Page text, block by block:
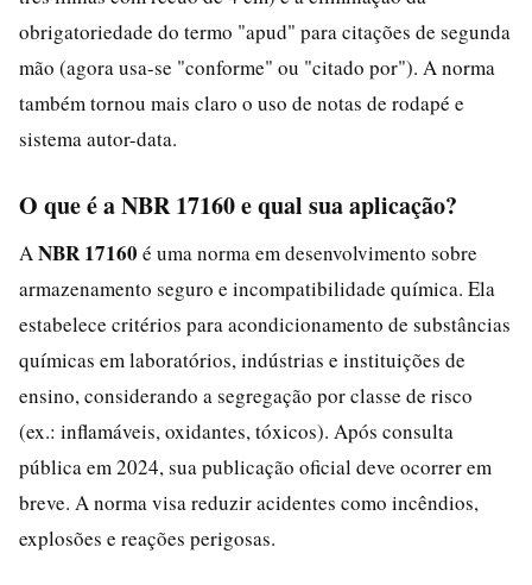
obrigatoriedade do termo "apud" para citações de segunda
mão (agora usa-se "conforme" ou "citado por"). A norma
também tornou mais claro o uso de notas de rodapé e
sistema autor-data.
O que é a NBR 17160 e qual sua aplicação?
A NBR 17160 é uma norma em desenvolvimento sobre
armazenamento seguro e incompatibilidade química. Ela
estabelece critérios para acondicionamento de substâncias
químicas em laboratórios, indústrias e instituições de
ensino, considerando a segregação por classe de risco
(ex.: inflamáveis, oxidantes, tóxicos). Após consulta
pública em 2024, sua publicação oficial deve ocorrer em
breve. A norma visa reduzir acidentes como incêndios,
explosões e reações perigosas.